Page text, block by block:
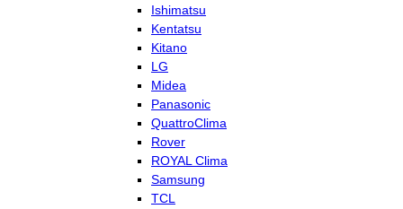
Ishimatsu
Kentatsu
Kitano
LG
Midea
Panasonic
QuattroClima
Rover
ROYAL Clima
Samsung
TCL